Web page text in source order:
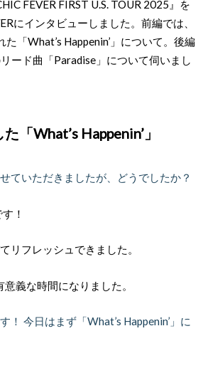
FEVER FIRST U.S. TOUR 2025』を
にインタビューしました。前編では、
「What’s Happenin’」について。後編
ード曲「Paradise」について伺いまし
「What’s Happenin’」
ていただきましたが、どうでしたか？
！
リフレッシュできました。
意義な時間になりました。
！ 今日はまず「What’s Happenin’」に